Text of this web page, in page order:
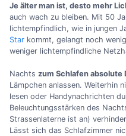
Je älter man ist, desto mehr
auch wach zu bleiben. Mit 50
lichtempfindlich, wie in jungen
Star kommt, gelangt noch
weniger lichtempfindliche
Nachts zum Schlafen absolute
Lämpchen anlassen. Weiterhin
lesen oder Handynachrichten
Beleuchtungsstärken des
Strassenlaterne ist an)
Lässt sich das Schlafzimmer